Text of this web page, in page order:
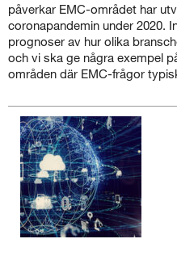
påverkar EMC-området har
coronapandemin under 2020.
prognoser av hur olika
och vi ska ge några exempel
områden där EMC-frågor